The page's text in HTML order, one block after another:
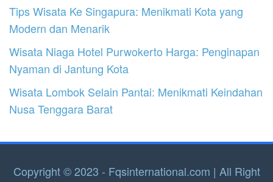
Tips Wisata Ke Singapura: Menikmati Kota yang
Modern dan Menarik
Wisata Niaga Hotel Purwokerto Harga: Penginapan
Nyaman di Jantung Kota
Wisata Lombok Selain Pantai: Menikmati Keindahan
Nusa Tenggara Barat
Copyright © 2023 - Fqsinternational.com | All Right